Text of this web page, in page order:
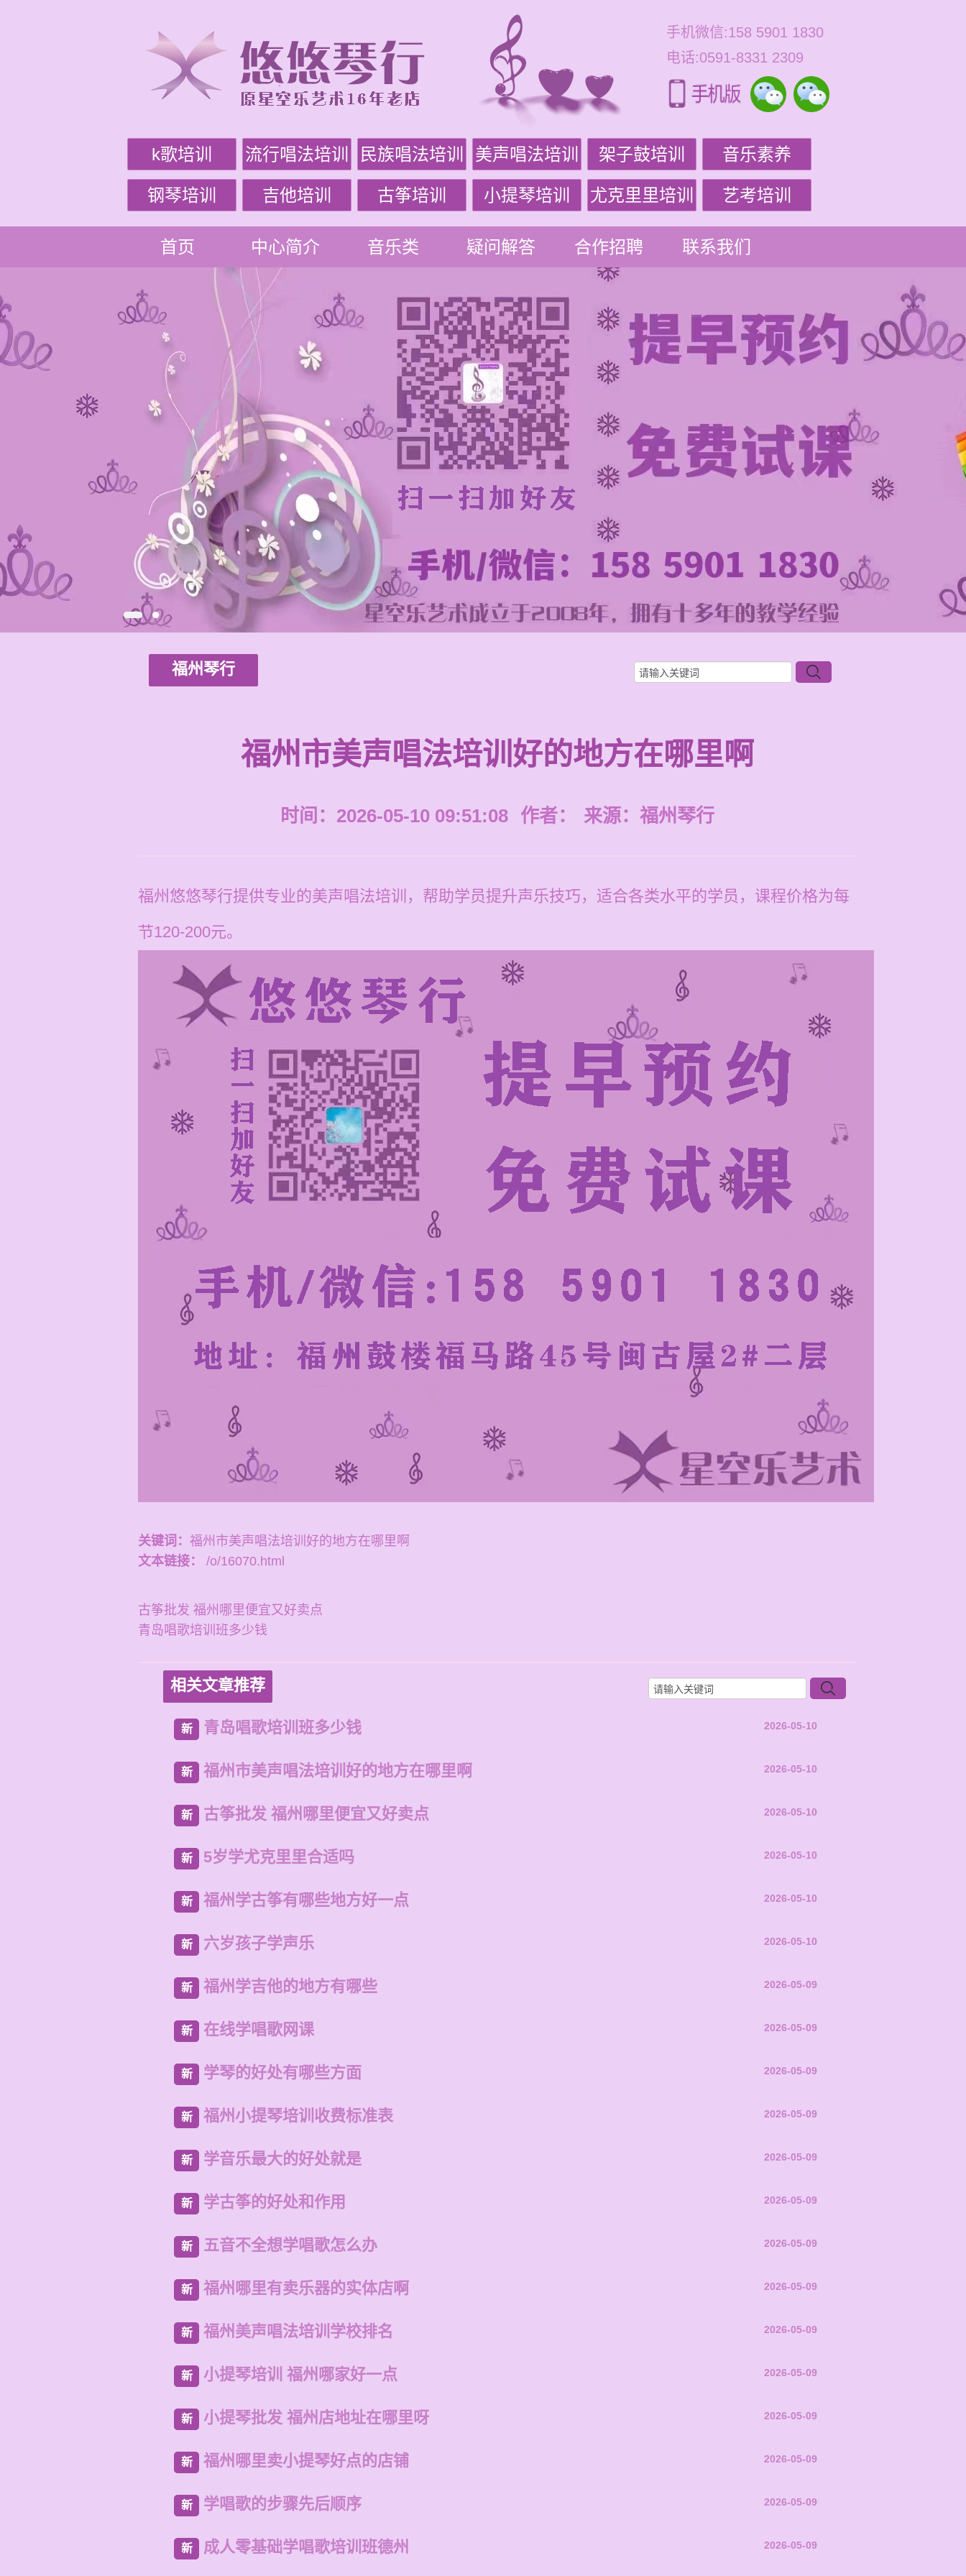
手机微信:158 5901 1830
电话:0591-8331 2309
k歌培训 流行唱法培训 民族唱法培训 美声唱法培训 架子鼓培训 音乐素养
钢琴培训 吉他培训 古筝培训 小提琴培训 尤克里里培训 艺考培训
首页 中心简介 音乐类 疑问解答 合作招聘 联系我们
福州琴行
福州市美声唱法培训好的地方在哪里啊
时间：2026-05-10 09:51:08 作者： 来源： 福州琴行
福州悠悠琴行提供专业的美声唱法培训，帮助学员提升声乐技巧，适合各类水平的学员，课程价格为每
节120-200元。
关键词： 福州市美声唱法培训好的地方在哪里啊
文本链接：
/o/16070.html
古筝批发 福州哪里便宜又好卖点
青岛唱歌培训班多少钱
相关文章推荐
新 青岛唱歌培训班多少钱 2026-05-10
新 福州市美声唱法培训好的地方在哪里啊 2026-05-10
新 古筝批发 福州哪里便宜又好卖点 2026-05-10
新 5岁学尤克里里合适吗 2026-05-10
新 福州学古筝有哪些地方好一点 2026-05-10
新 六岁孩子学声乐 2026-05-10
新 福州学吉他的地方有哪些 2026-05-09
新 在线学唱歌网课 2026-05-09
新 学琴的好处有哪些方面 2026-05-09
新 福州小提琴培训收费标准表 2026-05-09
新 学音乐最大的好处就是 2026-05-09
新 学古筝的好处和作用 2026-05-09
新 五音不全想学唱歌怎么办 2026-05-09
新 福州哪里有卖乐器的实体店啊 2026-05-09
新 福州美声唱法培训学校排名 2026-05-09
新 小提琴培训 福州哪家好一点 2026-05-09
新 小提琴批发 福州店地址在哪里呀 2026-05-09
新 福州哪里卖小提琴好点的店铺 2026-05-09
新 学唱歌的步骤先后顺序 2026-05-09
新 成人零基础学唱歌培训班德州 2026-05-09